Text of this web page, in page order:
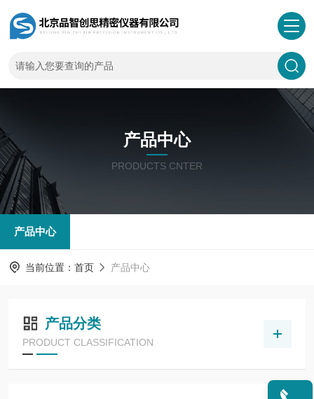
产品中心
PRODUCTS CNTER
产品中心
当前位置： 首页 产品中心
产品分类
PRODUCT CLASSIFICATION